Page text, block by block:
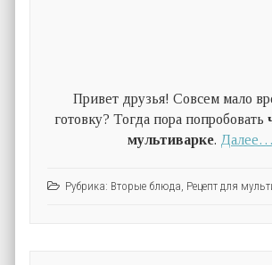
Привет друзья! Совсем мало
готовку? Тогда пора попробовать
мультиварке. Далее…
Рубрика: Вторые блюда, Рецепт для